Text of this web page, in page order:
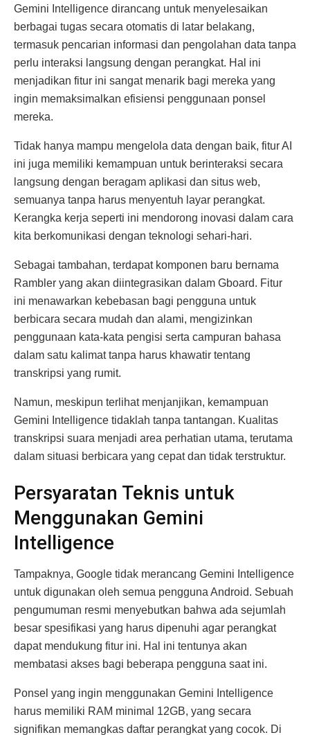
Gemini Intelligence dirancang untuk menyelesaikan
berbagai tugas secara otomatis di latar belakang,
termasuk pencarian informasi dan pengolahan data tanpa
perlu interaksi langsung dengan perangkat. Hal ini
menjadikan fitur ini sangat menarik bagi mereka yang
ingin memaksimalkan efisiensi penggunaan ponsel
mereka.
Tidak hanya mampu mengelola data dengan baik, fitur AI
ini juga memiliki kemampuan untuk berinteraksi secara
langsung dengan beragam aplikasi dan situs web,
semuanya tanpa harus menyentuh layar perangkat.
Kerangka kerja seperti ini mendorong inovasi dalam cara
kita berkomunikasi dengan teknologi sehari-hari.
Sebagai tambahan, terdapat komponen baru bernama
Rambler yang akan diintegrasikan dalam Gboard. Fitur
ini menawarkan kebebasan bagi pengguna untuk
berbicara secara mudah dan alami, mengizinkan
penggunaan kata-kata pengisi serta campuran bahasa
dalam satu kalimat tanpa harus khawatir tentang
transkripsi yang rumit.
Namun, meskipun terlihat menjanjikan, kemampuan
Gemini Intelligence tidaklah tanpa tantangan. Kualitas
transkripsi suara menjadi area perhatian utama, terutama
dalam situasi berbicara yang cepat dan tidak terstruktur.
Persyaratan Teknis untuk
Menggunakan Gemini
Intelligence
Tampaknya, Google tidak merancang Gemini Intelligence
untuk digunakan oleh semua pengguna Android. Sebuah
pengumuman resmi menyebutkan bahwa ada sejumlah
besar spesifikasi yang harus dipenuhi agar perangkat
dapat mendukung fitur ini. Hal ini tentunya akan
membatasi akses bagi beberapa pengguna saat ini.
Ponsel yang ingin menggunakan Gemini Intelligence
harus memiliki RAM minimal 12GB, yang secara
signifikan memangkas daftar perangkat yang cocok. Di